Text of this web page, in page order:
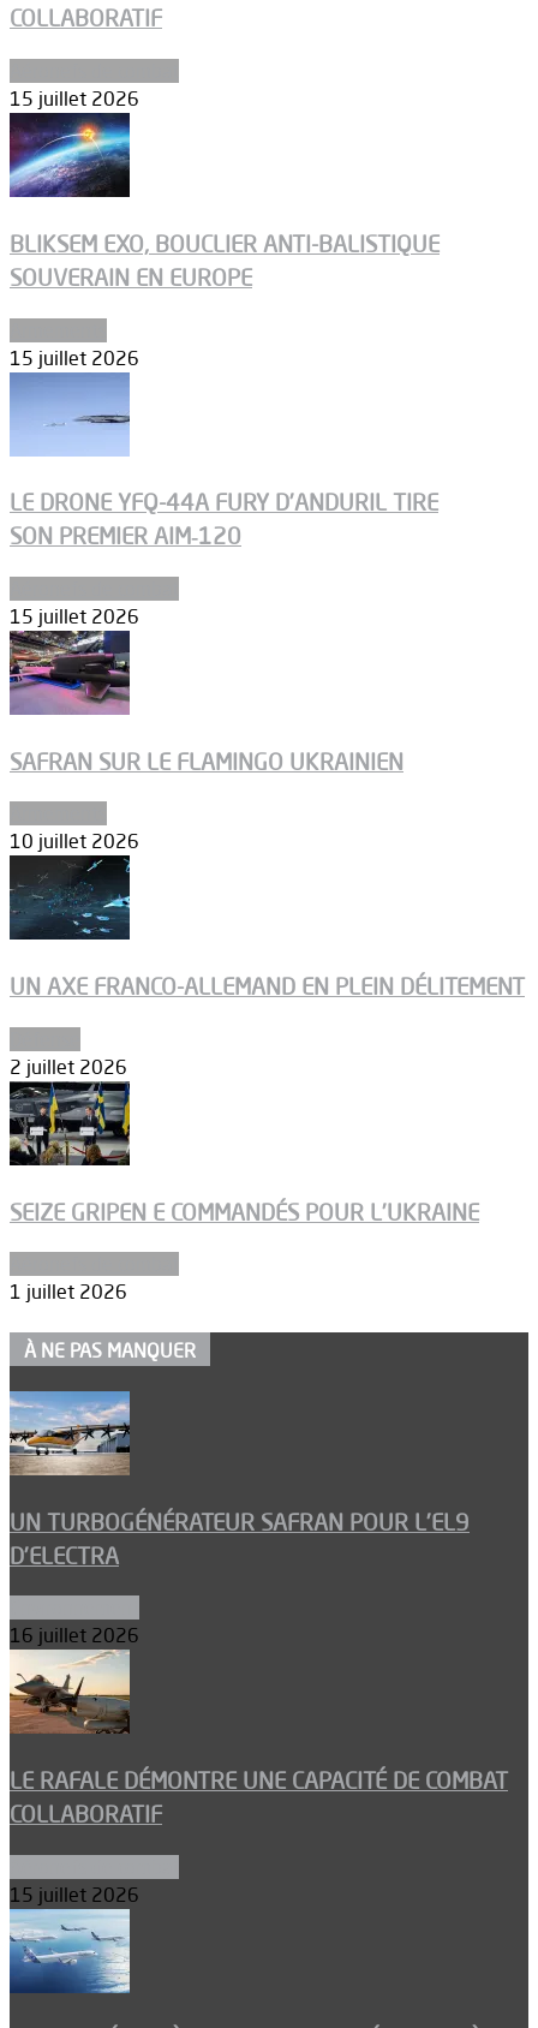
COLLABORATIF
15 juillet 2026
BLIKSEM EXO, BOUCLIER ANTI-BALISTIQUE
SOUVERAIN EN EUROPE
15 juillet 2026
LE DRONE YFQ-44A FURY D’ANDURIL TIRE
SON PREMIER AIM‑120
15 juillet 2026
SAFRAN SUR LE FLAMINGO UKRAINIEN
10 juillet 2026
UN AXE FRANCO-ALLEMAND EN PLEIN DÉLITEMENT
2 juillet 2026
SEIZE GRIPEN E COMMANDÉS POUR L’UKRAINE
1 juillet 2026
À NE PAS MANQUER
UN TURBOGÉNÉRATEUR SAFRAN POUR L’EL9
D’ELECTRA
16 juillet 2026
LE RAFALE DÉMONTRE UNE CAPACITÉ DE COMBAT
COLLABORATIF
15 juillet 2026